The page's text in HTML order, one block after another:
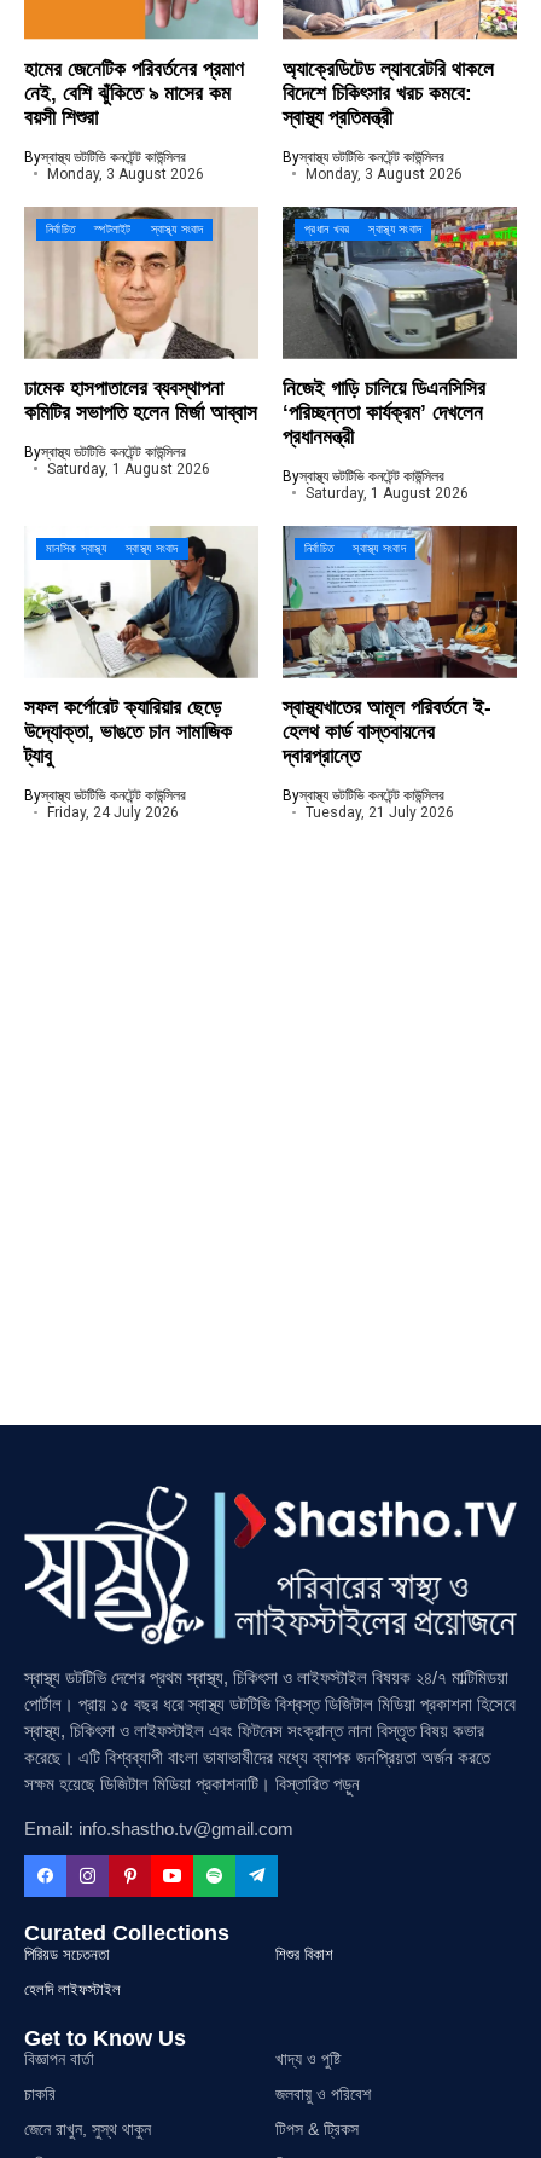
হামের জেনেটিক পরিবর্তনের প্রমাণ
নেই, বেশি ঝুঁকিতে ৯ মাসের কম
বয়সী শিশুরা
Byস্বাস্থ্য ডটটিভি কনটেন্ট কাউন্সিলর
Monday, 3 August 2026
অ্যাক্রেডিটেড ল্যাবরেটরি থাকলে
বিদেশে চিকিৎসার খরচ কমবে:
স্বাস্থ্য প্রতিমন্ত্রী
Byস্বাস্থ্য ডটটিভি কনটেন্ট কাউন্সিলর
Monday, 3 August 2026
নির্বাচিত স্পটলাইট স্বাস্থ্য সংবাদ
ঢামেক হাসপাতালের ব্যবস্থাপনা
কমিটির সভাপতি হলেন মির্জা আব্বাস
Byস্বাস্থ্য ডটটিভি কনটেন্ট কাউন্সিলর
Saturday, 1 August 2026
প্রধান খবর স্বাস্থ্য সংবাদ
নিজেই গাড়ি চালিয়ে ডিএনসিসির
‘পরিচ্ছন্নতা কার্যক্রম’ দেখলেন
প্রধানমন্ত্রী
Byস্বাস্থ্য ডটটিভি কনটেন্ট কাউন্সিলর
Saturday, 1 August 2026
মানসিক স্বাস্থ্য স্বাস্থ্য সংবাদ
সফল কর্পোরেট ক্যারিয়ার ছেড়ে
উদ্যোক্তা, ভাঙতে চান সামাজিক
ট্যাবু
Byস্বাস্থ্য ডটটিভি কনটেন্ট কাউন্সিলর
Friday, 24 July 2026
নির্বাচিত স্বাস্থ্য সংবাদ
স্বাস্থ্যখাতের আমূল পরিবর্তনে ই-
হেলথ কার্ড বাস্তবায়নের
দ্বারপ্রান্তে
Byস্বাস্থ্য ডটটিভি কনটেন্ট কাউন্সিলর
Tuesday, 21 July 2026
স্বাস্থ্য ডটটিভি দেশের প্রথম স্বাস্থ্য, চিকিৎসা ও লাইফস্টাইল বিষয়ক ২৪/৭ মাল্টিমিডয়া
পোর্টাল। প্রায় ১৫ বছর ধরে স্বাস্থ্য ডটটিভি বিশ্বস্ত ডিজিটাল মিডিয়া প্রকাশনা হিসেবে
স্বাস্থ্য, চিকিৎসা ও লাইফস্টাইল এবং ফিটনেস সংক্রান্ত নানা বিস্তৃত বিষয় কভার
করেছে। এটি বিশ্বব্যাপী বাংলা ভাষাভাষীদের মধ্যে ব্যাপক জনপ্রিয়তা অর্জন করতে
সক্ষম হয়েছে ডিজিটাল মিডিয়া প্রকাশনাটি। বিস্তারিত পড়ুন
Email: info.shastho.tv@gmail.com
Curated Collections
পিরিয়ড সচেতনতা
শিশুর বিকাশ
হেলদি লাইফস্টাইল
Get to Know Us
বিজ্ঞাপন বার্তা
খাদ্য ও পুষ্টি
চাকরি
জলবায়ু ও পরিবেশ
জেনে রাখুন, সুস্থ থাকুন
টিপস & ট্রিকস